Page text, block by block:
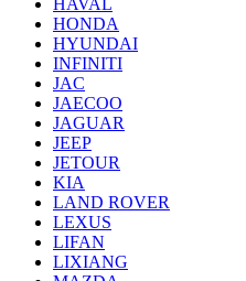
HAVAL
HONDA
HYUNDAI
INFINITI
JAC
JAECOO
JAGUAR
JEEP
JETOUR
KIA
LAND ROVER
LEXUS
LIFAN
LIXIANG